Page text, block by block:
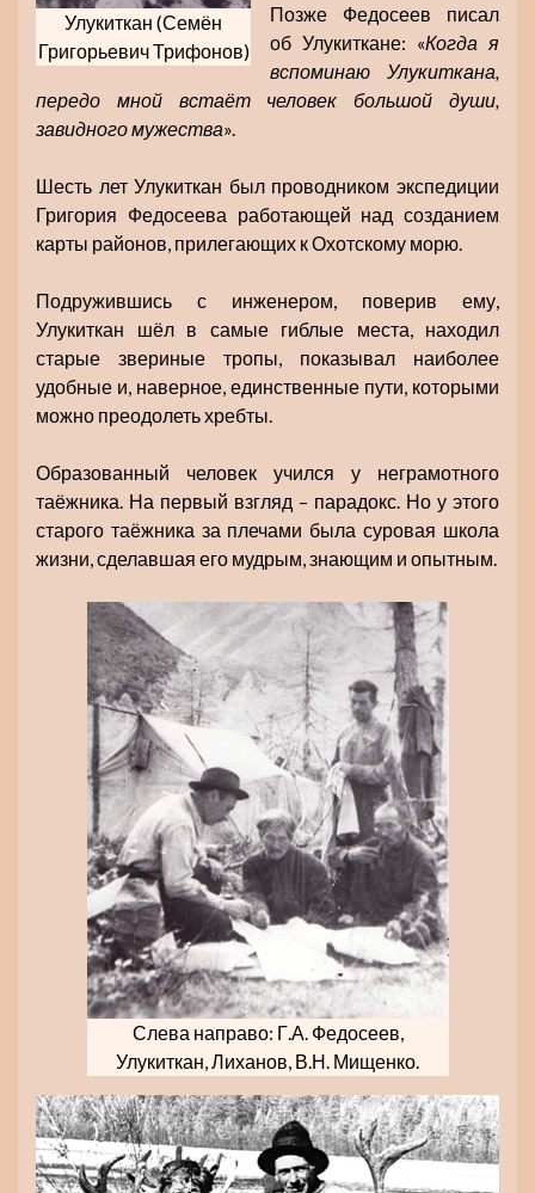
Улукиткан (Семён
Григорьевич Трифонов)
Позже Федосеев писал
об Улукиткане: «Когда я
вспоминаю Улукиткана,
передо мной встаёт человек большой души,
завидного мужества».
Шесть лет Улукиткан был проводником экспедиции
Григория Федосеева работающей над созданием
карты районов, прилегающих к Охотскому морю.
Подружившись с инженером, поверив ему,
Улукиткан шёл в самые гиблые места, находил
старые звериные тропы, показывал наиболее
удобные и, наверное, единственные пути, которыми
можно преодолеть хребты.
Образованный человек учился у неграмотного
таёжника. На первый взгляд – парадокс. Но у этого
старого таёжника за плечами была суровая школа
жизни, сделавшая его мудрым, знающим и опытным.
Слева направо: Г.А. Федосеев,
Улукиткан, Лиханов, В.Н. Мищенко.